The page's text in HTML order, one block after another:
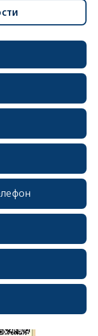
erid: 2SDnjcrDNw6